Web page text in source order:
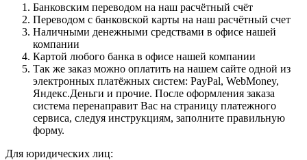
Банковским переводом на наш расчётный счёт
Переводом с банковской карты на наш расчётный счет
Наличными денежными средствами в офисе нашей
компании
Картой любого банка в офисе нашей компании
Так же заказ можно оплатить на нашем сайте одной из
электронных платёжных систем: PayPal, WebMoney,
Яндекс.Деньги и прочие. После оформления заказа
система перенаправит Вас на страницу платежного
сервиса, следуя инструкциям, заполните правильную
форму.
Для юридических лиц: